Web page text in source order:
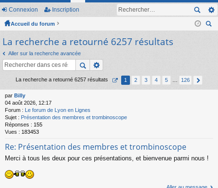
ac
ur
ci
s
or
m
s
on
ne
ns
cri
Connexion Inscription
Accueil du forum
La recherche a retourné 6257 résultats
Aller sur la recherche avancée
La recherche a retourné 6257 résultats 1 2 3 4 5 126
par Billy
04 août 2026, 12:17
Forum :
Le forum de Lyon en Lignes
Sujet : Présentation des membres et trombinoscope
Réponses : 155
Vues : 183453
Re: Présentation des membres et trombinoscope
Merci à tous les deux pour ces présentations, et bienvenue parmi nous !